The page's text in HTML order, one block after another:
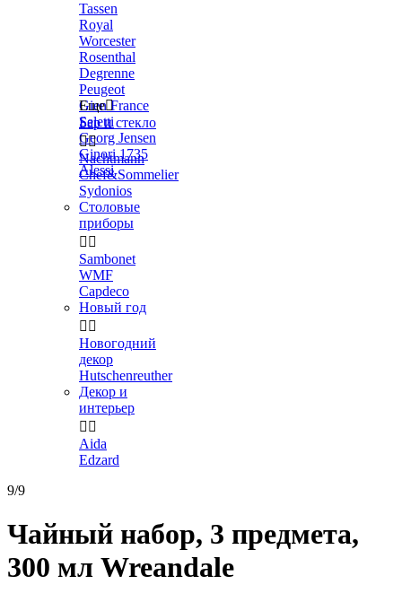
Tassen
Royal
Worcester
Rosenthal
Degrenne
Peugeot
Gien France
Seletti
Georg Jensen
Ginori 1735
Alessi
Еще
Бар и стекло

Nachtmann
Chef&Sommelier
Sydonios
Столовые
приборы
 
Sambonet
WMF
Capdeco
Новый год
 
Новогодний
декор
Hutschenreuther
Декор и
интерьер
 
Aida
Edzard
9/9
Чайный набор, 3 предмета,
300 мл Wreandale